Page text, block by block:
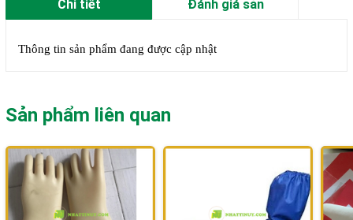
Chi tiết Đánh giá sản
Thông tin sản phẩm đang được cập nhật
Sản phẩm liên quan